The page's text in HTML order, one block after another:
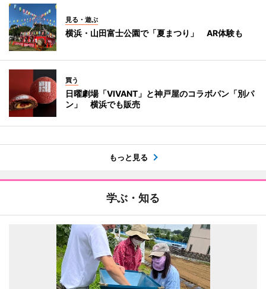
見る・遊ぶ
横浜・山田富士公園で「夏まつり」 AR体験も
買う
日曜劇場「VIVANT」と神戸屋のコラボパン「別パ
ン」 横浜でも販売
もっと見る
学ぶ・知る